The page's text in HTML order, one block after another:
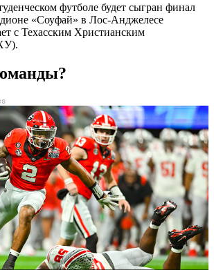
футболе будет сыгран финал
«Соуфай» в Лос-Анджелесе
с Техасским Христианским